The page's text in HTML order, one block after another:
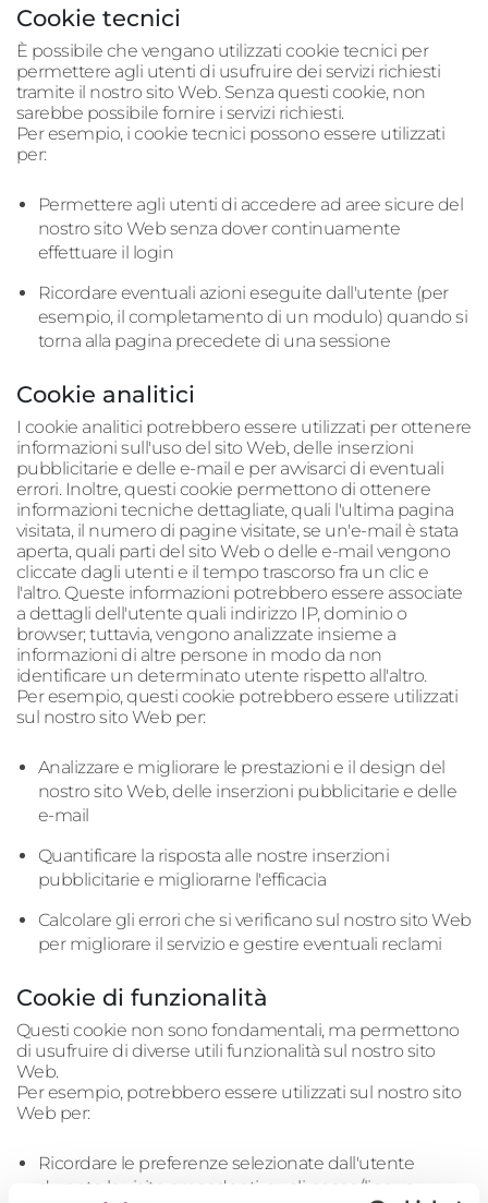
Cookie tecnici
È possibile che vengano utilizzati cookie tecnici per
permettere agli utenti di usufruire dei servizi richiesti
tramite il nostro sito Web. Senza questi cookie, non
sarebbe possibile fornire i servizi richiesti.
Per esempio, i cookie tecnici possono essere utilizzati
per:
Permettere agli utenti di accedere ad aree sicure del
nostro sito Web senza dover continuamente
effettuare il login
Ricordare eventuali azioni eseguite dall'utente (per
esempio, il completamento di un modulo) quando si
torna alla pagina precedete di una sessione
Cookie analitici
I cookie analitici potrebbero essere utilizzati per ottenere
informazioni sull'uso del sito Web, delle inserzioni
pubblicitarie e delle e-mail e per avvisarci di eventuali
errori. Inoltre, questi cookie permettono di ottenere
informazioni tecniche dettagliate, quali l'ultima pagina
visitata, il numero di pagine visitate, se un'e-mail è stata
aperta, quali parti del sito Web o delle e-mail vengono
cliccate dagli utenti e il tempo trascorso fra un clic e
l'altro. Queste informazioni potrebbero essere associate
a dettagli dell'utente quali indirizzo IP, dominio o
browser; tuttavia, vengono analizzate insieme a
informazioni di altre persone in modo da non
identificare un determinato utente rispetto all'altro.
Per esempio, questi cookie potrebbero essere utilizzati
sul nostro sito Web per:
Analizzare e migliorare le prestazioni e il design del
nostro sito Web, delle inserzioni pubblicitarie e delle
e-mail
Quantificare la risposta alle nostre inserzioni
pubblicitarie e migliorarne l'efficacia
Calcolare gli errori che si verificano sul nostro sito Web
per migliorare il servizio e gestire eventuali reclami
Cookie di funzionalità
Questi cookie non sono fondamentali, ma permettono
di usufruire di diverse utili funzionalità sul nostro sito
Web.
Per esempio, potrebbero essere utilizzati sul nostro sito
Web per:
Ricordare le preferenze selezionate dall'utente
durante le visite precedenti, quali paese/lingua,